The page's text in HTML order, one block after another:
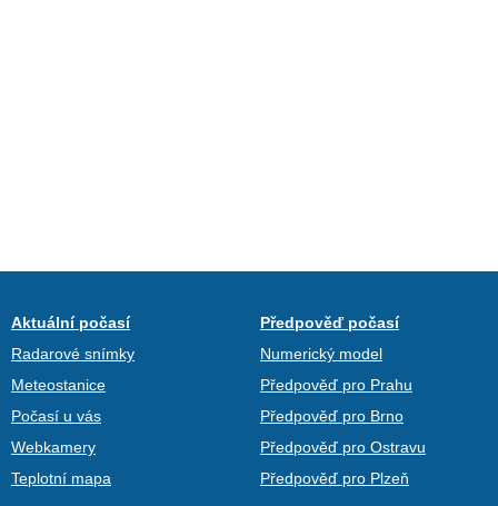
Aktuální počasí
Radarové snímky
Meteostanice
Počasí u vás
Webkamery
Teplotní mapa
Předpověď počasí
Numerický model
Předpověď pro Prahu
Předpověď pro Brno
Předpověď pro Ostravu
Předpověď pro Plzeň